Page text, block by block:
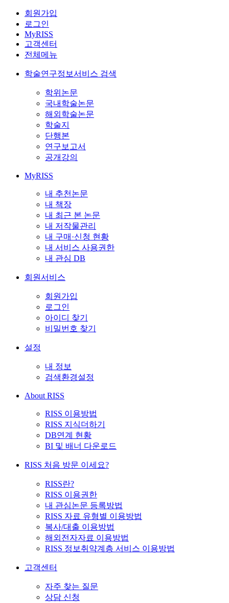
회원가입
로그인
MyRISS
고객센터
전체메뉴
학술연구정보서비스 검색
학위논문
국내학술논문
해외학술논문
학술지
단행본
연구보고서
공개강의
MyRISS
내 추천논문
내 책장
내 최근 본 논문
내 저작물관리
내 구매·신청 현황
내 서비스 사용권한
내 관심 DB
회원서비스
회원가입
로그인
아이디 찾기
비밀번호 찾기
설정
내 정보
검색환경설정
About RISS
RISS 이용방법
RISS 지식더하기
DB연계 현황
BI 및 배너 다운로드
RISS 처음 방문 이세요?
RISS란?
RISS 이용권한
내 관심논문 등록방법
RISS 자료 유형별 이용방법
복사/대출 이용방법
해외전자자료 이용방법
RISS 정보취약계층 서비스 이용방법
고객센터
자주 찾는 질문
상담 신청